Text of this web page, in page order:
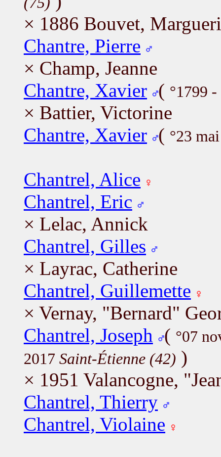
× 1886 Bouvet,
Chantre, Pierre
× Champ, Jeanne
Chantre, Xavier ( °1799
× Battier, Victorine
Chantre, Xavier ( °23
Chantrel, Alice
Chantrel, Eric
× Lelac, Annick
Chantrel, Gilles
× Layrac, Catherine
Chantrel, Guillemette
× Vernay, "Bernard"
Chantrel, Joseph
( °07
2017 Saint-Étienne (42) )
× 1951 Valancogne,
Chantrel, Thierry
Chantrel, Violaine